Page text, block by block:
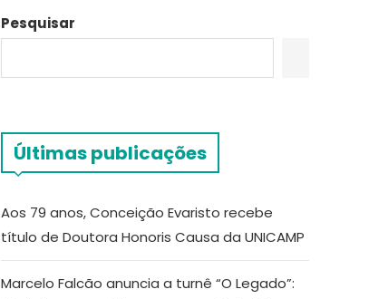
Pesquisar
Últimas publicações
Aos 79 anos, Conceição Evaristo recebe
título de Doutora Honoris Causa da UNICAMP
Marcelo Falcão anuncia a turnê “O Legado”: